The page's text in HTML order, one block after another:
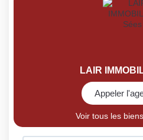
LAIR
Appeler
Voir tous les